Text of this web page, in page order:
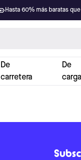
Hasta 60% más baratas
De
carretera
De
carga